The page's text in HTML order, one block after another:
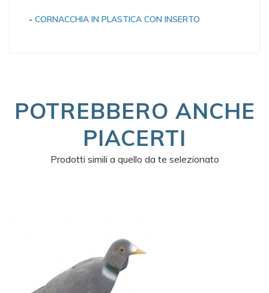
- CORNACCHIA IN PLASTICA CON INSERTO
POTREBBERO ANCHE
PIACERTI
Prodotti simili a quello da te selezionato